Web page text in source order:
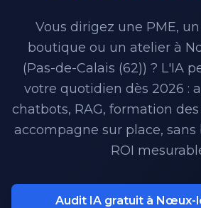
Vous dirigez une PME,
boutique ou un atelier à
(Pas-de-Calais (62)) ? L'IA
votre quotidien dès 2026 :
chatbots, RAG, formation
accompagne sur place,
ROI
Audit IA gratuit à Nœux-